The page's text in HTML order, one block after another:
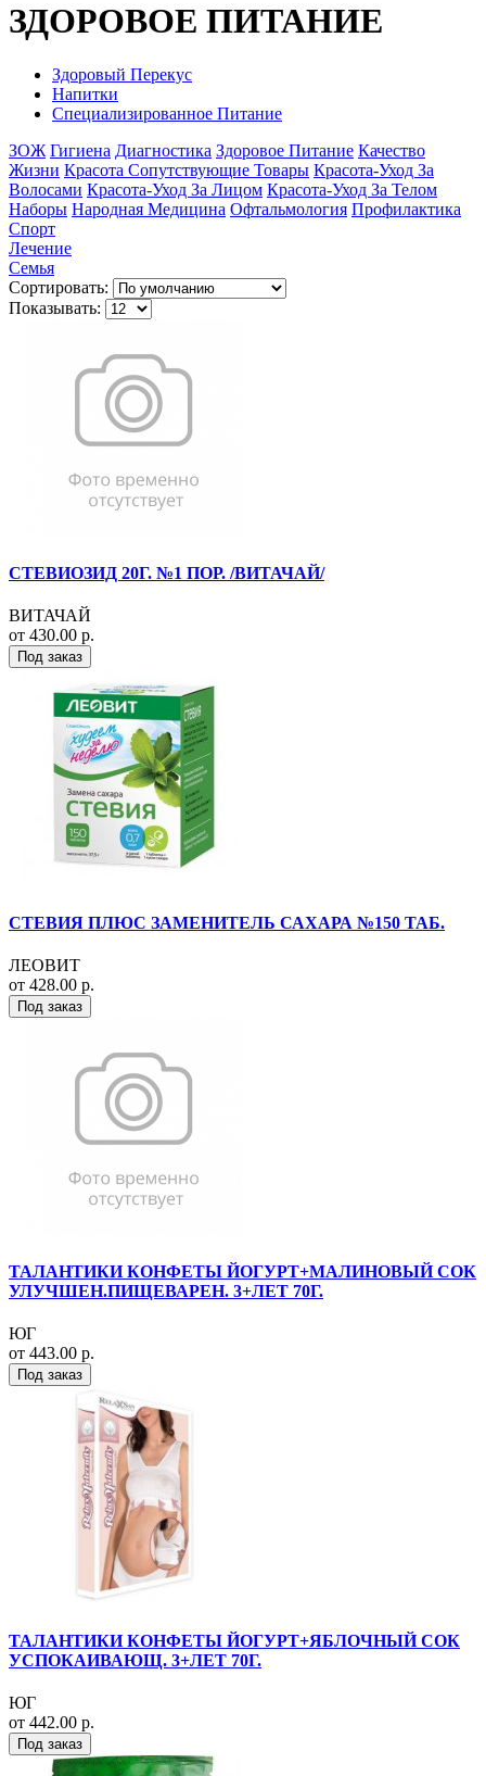
ЗДОРОВОЕ ПИТАНИЕ
Здоровый Перекус
Напитки
Специализированное Питание
ЗОЖ Гигиена Диагностика Здоровое Питание Качество
Жизни Красота Сопутствующие Товары Красота-Уход За
Волосами Красота-Уход За Лицом Красота-Уход За Телом
Наборы Народная Медицина Офтальмология Профилактика
Спорт
Лечение
Семья
Сортировать:
Показывать:
СТЕВИОЗИД 20Г. №1 ПОР. /ВИТАЧАЙ/
ВИТАЧАЙ
от 430.00 р.
Под заказ
СТЕВИЯ ПЛЮС ЗАМЕНИТЕЛЬ САХАРА №150 ТАБ.
ЛЕОВИТ
от 428.00 р.
Под заказ
ТАЛАНТИКИ КОНФЕТЫ ЙОГУРТ+МАЛИНОВЫЙ СОК
УЛУЧШЕН.ПИЩЕВАРЕН. 3+ЛЕТ 70Г.
ЮГ
от 443.00 р.
Под заказ
ТАЛАНТИКИ КОНФЕТЫ ЙОГУРТ+ЯБЛОЧНЫЙ СОК
УСПОКАИВАЮЩ. 3+ЛЕТ 70Г.
ЮГ
от 442.00 р.
Под заказ